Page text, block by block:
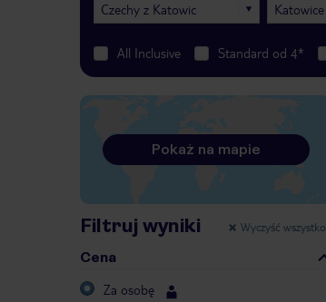
Czechy z Katowic Katowice
All Inclusive Standard od 4*
Pokaż na mapie
Filtruj wyniki Wyczyść wszystko
Cena
Za osobę